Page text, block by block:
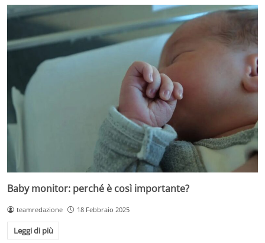
Baby monitor: perché è così importante?
teamredazione 18 Febbraio 2025
Leggi di più